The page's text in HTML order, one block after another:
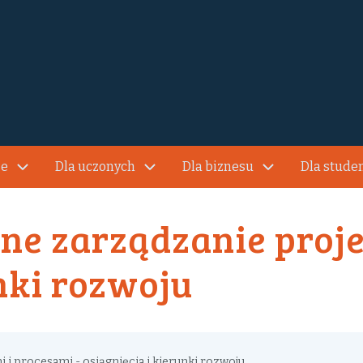
Dla uczonych Dla biznesu Dla
zarządzanie
rozwoju